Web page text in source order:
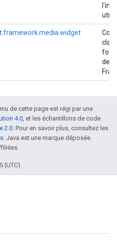
des
de cette page est régi par une
4.0, et les échantillons de code
2.0. Pour en savoir plus, consultez les
. Java est une marque déposée
(UTC).